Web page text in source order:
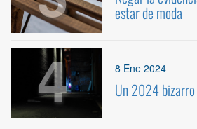
estar de moda
4 8 Ene 2024
Un 2024 bizarro